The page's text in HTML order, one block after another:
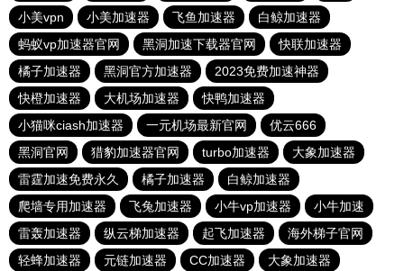
小美vpn
小美加速器 飞鱼加速器
白鲸加速器
蚂蚁vp加速器官网
黑洞加速下载器官网
快联加速器
橘子加速器
黑洞官方加速器
2023免费加速神器
快橙加速器
大机场加速器
快鸭加速器
小猫咪ciash加速器
一元机场最新官网
优云666
黑洞官网
猎豹加速器官网 turbo加速器
大象加速器
雷霆加速免费永久
橘子加速器
白鲸加速器
爬墙专用加速器
飞兔加速器 小牛vp加速器
小牛加速
雷轰加速器
纵云梯加速器 起飞加速器
海外梯子官网
轻蜂加速器
元链加速器 CC加速器 大象加速器